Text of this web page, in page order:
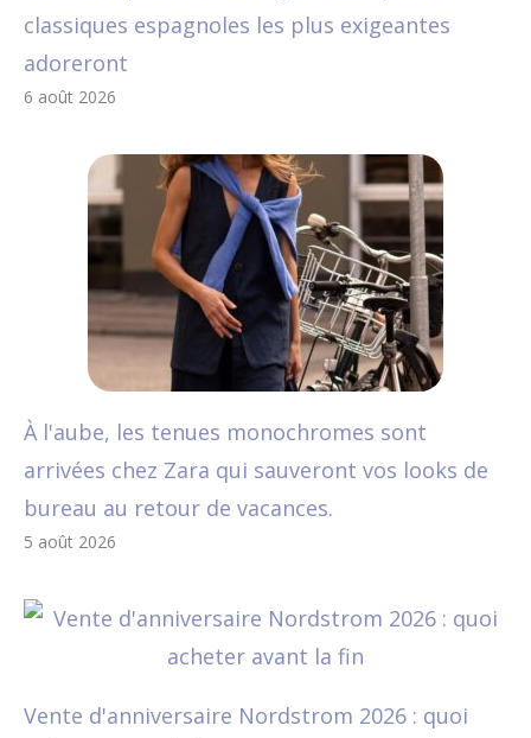
classiques espagnoles les plus exigeantes
adoreront
6 août 2026
À l'aube, les tenues monochromes sont
arrivées chez Zara qui sauveront vos looks de
bureau au retour de vacances.
5 août 2026
Vente d'anniversaire Nordstrom 2026 : quoi